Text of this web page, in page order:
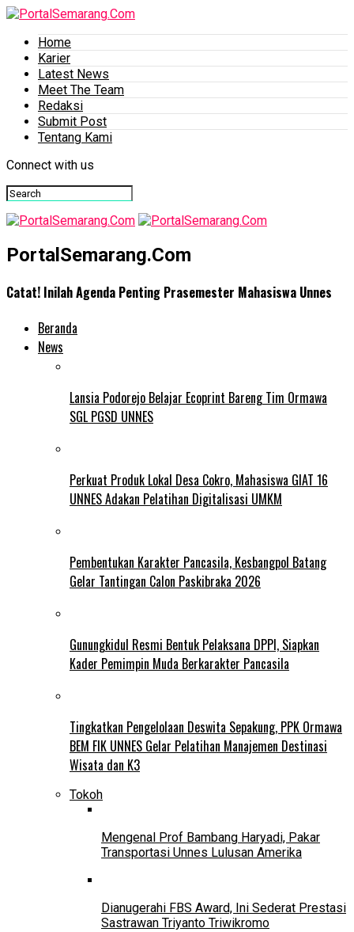
Home
Karier
Latest News
Meet The Team
Redaksi
Submit Post
Tentang Kami
Connect with us
PortalSemarang.Com
Catat! Inilah Agenda Penting Prasemester Mahasiswa Unnes
Beranda
News
Lansia Podorejo Belajar Ecoprint Bareng Tim Ormawa
SGL PGSD UNNES
Perkuat Produk Lokal Desa Cokro, Mahasiswa GIAT 16
UNNES Adakan Pelatihan Digitalisasi UMKM
Pembentukan Karakter Pancasila, Kesbangpol Batang
Gelar Tantingan Calon Paskibraka 2026
Gunungkidul Resmi Bentuk Pelaksana DPPI, Siapkan
Kader Pemimpin Muda Berkarakter Pancasila
Tingkatkan Pengelolaan Deswita Sepakung, PPK Ormawa
BEM FIK UNNES Gelar Pelatihan Manajemen Destinasi
Wisata dan K3
Tokoh
Mengenal Prof Bambang Haryadi, Pakar
Transportasi Unnes Lulusan Amerika
Dianugerahi FBS Award, Ini Sederat Prestasi
Sastrawan Triyanto Triwikromo